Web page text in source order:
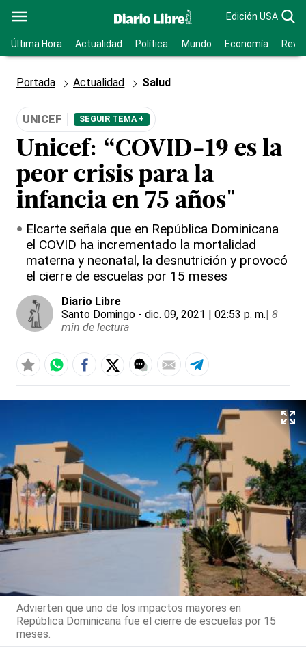
Edición USA
Última Hora Actualidad Política Mundo Economía
Portada Actualidad Salud
UNICEF SEGUIR TEMA +
Unicef: “COVID-19 es la
peor crisis para la
infancia en 75 años"
Elcarte señala que en República Dominicana
el COVID ha incrementado la mortalidad
materna y neonatal, la desnutrición y provocó
el cierre de escuelas por 15 meses
Diario Libre
Santo Domingo - dic. 09, 2021 | 02:53 p. m.| 8
min de lectura
Advierten que uno de los impactos mayores en
República Dominicana fue el cierre de escuelas por 15
meses.